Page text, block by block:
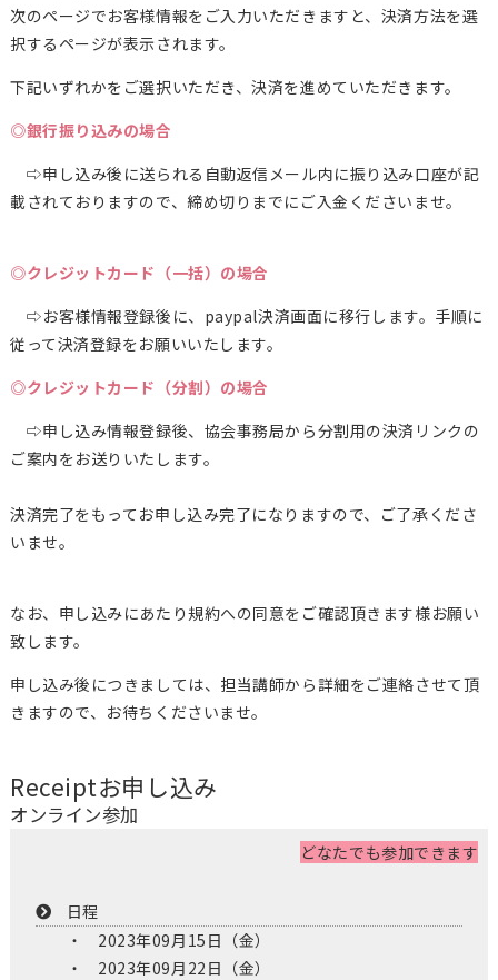
次のページでお客様情報をご入力いただきますと、決済方法を選
択するページが表示されます。
下記いずれかをご選択いただき、決済を進めていただきます。
◎銀行振り込みの場合
⇨申し込み後に送られる自動返信メール内に振り込み口座が記
載されておりますので、締め切りまでにご入金くださいませ。
◎クレジットカード（一括）の場合
⇨お客様情報登録後に、paypal決済画面に移行します。手順に
従って決済登録をお願いいたします。
◎クレジットカード（分割）の場合
⇨申し込み情報登録後、協会事務局から分割用の決済リンクの
ご案内をお送りいたします。
決済完了をもってお申し込み完了になりますので、ご了承くださ
いませ。
なお、申し込みにあたり規約への同意をご確認頂きます様お願い
致します。
申し込み後につきましては、担当講師から詳細をご連絡させて頂
きますので、お待ちくださいませ。
Receiptお申し込み
オンライン参加
どなたでも参加できます
日程
2023年09月15日（金）
2023年09月22日（金）